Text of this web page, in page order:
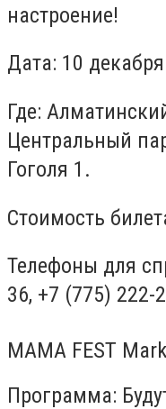
настроение!
Дата: 10
Где:
Центральный
Гоголя 1.
Стоимость
Телефоны для
36, +7 (775) 222-
MAMA FEST
Программа: